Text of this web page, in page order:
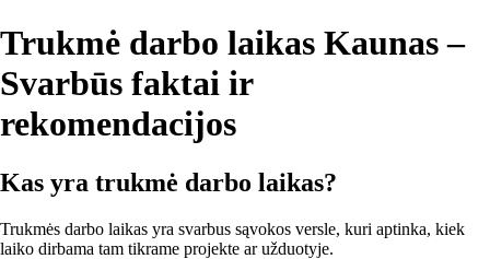
Trukmė darbo laikas Kaunas –
Svarbūs faktai ir
rekomendacijos
Kas yra trukmė darbo laikas?
Trukmės darbo laikas yra svarbus sąvokos versle, kuri aptinka, kiek
laiko dirbama tam tikrame projekte ar užduotyje.